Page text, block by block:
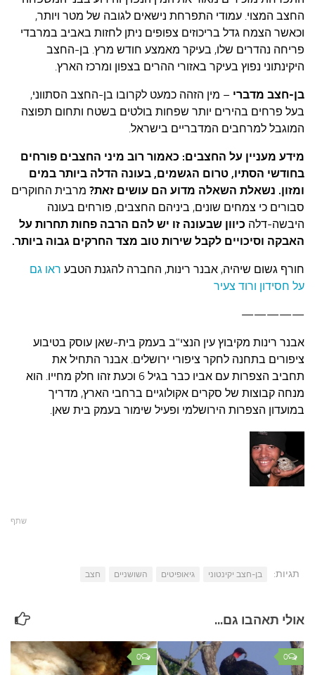
החצב המצוי. עמודי התפרחת נישאים לגובה של מטר ויותר,
וכאשר הצמח גדל בריכוזים צפופים ניתן לחזות באביב במרבדי
פריחה נהדרים שלו, בעיקר מאמצע חודש מרץ. בן-החצב
היקינתוני נפוץ בעיקר באזורי ההרים בצפון ומרכז הארץ.
בן-חצב מדברי – מין הזהה כמעט לקרובו בן-החצב הסתווני,
בעל פרחים בהירים יותר שפחות בולטים בשטח ותחום תפוצה
המוגבל למרחבים המדבריים בישראל.
מידע מעניין על החצבים: כאמור רוב מיני החצבים פורחים
בחודשי הסתיו, טרום הגשמים, בעונה הדלה ביותר במים
ומזון. נשאלת השאלה מדוע הם עושים זאת? מרבית החוקרים
סבורים כי צמחים שונים, ביניהם החצבים, פורחים בעונה
היבשה-דלה כיוון שבעונה זו יש להם הרבה פחות תחרות על
האבקה וסיכויים לקבל שירות טוב מצד החרקים גבוה ביותר.
חורף גשום שיהיה, אבנר רינות, החברה להגנת הטבע ראו גם
על חסידון ורוד צעיר
—————
אבנר רינות מקיבוץ עין הנצי"ב בעמק בית-שאן עוסק בטיבוע
ציפורים בתחנה לחקר ציפורי ירושלים. אבנר התחיל את
תחביב הצפרות עם אביו כבר בגיל 6 וכעת זהו חלק מחייו. הוא
מנחה קבוצות של סקרים אקולוגיים ברחבי הארץ, מדריך
במועדון הצפרות הירושלמי ופעיל שימור בעמק בית שאן.
שתף
תגיות: בן-חצב יקינטוני גיאופיטים השושניים חצב
אולי תאהבו גם...
0 0